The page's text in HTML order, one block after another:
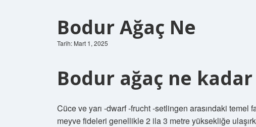
Bodur Ağaç Ne
Tarih: Mart 1, 2025
Bodur ağaç ne
Cüce ve yarı -dwarf -frucht -setlingen arasındaki temel
meyve fideleri genellikle 2 ila 3 metre yüksekliğe